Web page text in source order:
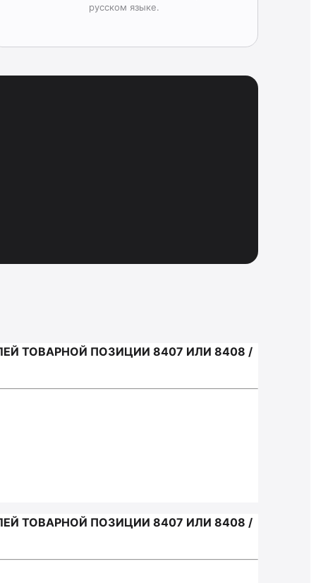
русском языке.
ТОВАРНОЙ ПОЗИЦИИ 8407 ИЛИ 8408 /
ТОВАРНОЙ ПОЗИЦИИ 8407 ИЛИ 8408 /